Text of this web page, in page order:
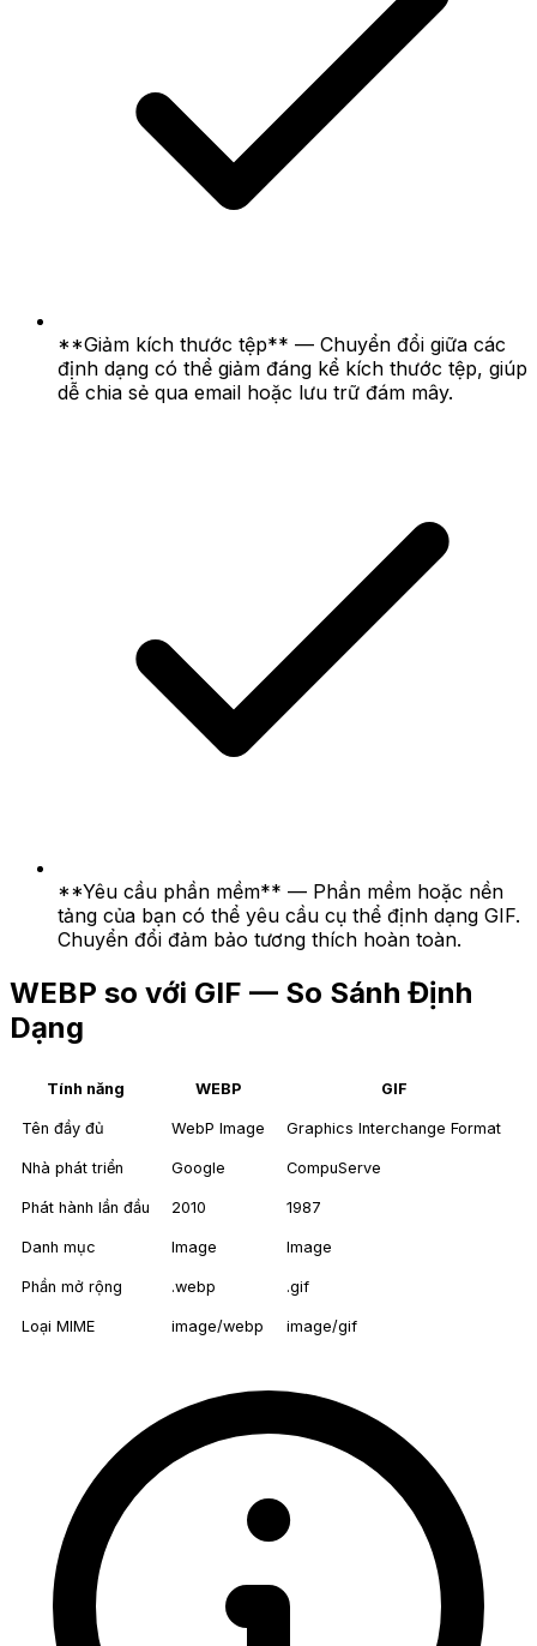
**Giảm kích thước tệp** — Chuyển đổi giữa các
định dạng có thể giảm đáng kể kích thước tệp, giúp
dễ chia sẻ qua email hoặc lưu trữ đám mây.
**Yêu cầu phần mềm** — Phần mềm hoặc nền
tảng của bạn có thể yêu cầu cụ thể định dạng GIF.
Chuyển đổi đảm bảo tương thích hoàn toàn.
WEBP so với GIF — So Sánh Định
Dạng
Tính năng WEBP GIF
Tên đầy đủ WebP Image Graphics Interchange Format
Nhà phát triển Google CompuServe
Phát hành lần đầu 2010 1987
Danh mục Image Image
Phần mở rộng .webp .gif
Loại MIME image/webp image/gif